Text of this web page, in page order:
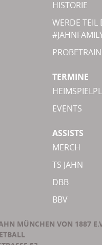
HISTORIE
WERDE TEIL
TERMINE
EVENTS
ASSISTS
MERCH
TS JAHN
DBB
BBV
MÜNCHEN VON 1887